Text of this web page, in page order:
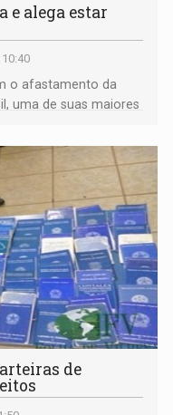
e alega estar
o afastamento da
uma de suas maiores
de